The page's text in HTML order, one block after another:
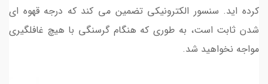
کرده اید. سنسور الکترونیکی تضمین می کند که درجه قهوه ای
شدن ثابت است، به طوری که هنگام گرسنگی با هیچ غافلگیری
مواجه نخواهید شد.